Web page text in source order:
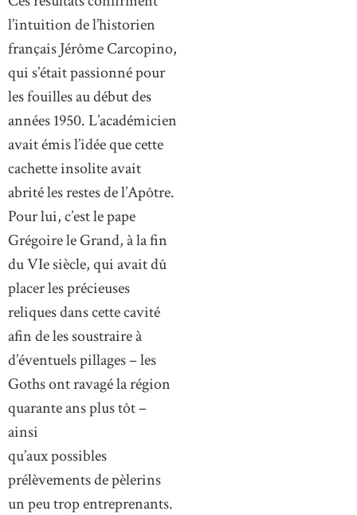
l’intuition de l’historien
français Jérôme Carcopino,
qui s’était passionné pour
les fouilles au début des
années 1950. L’académicien
avait émis l’idée que cette
cachette insolite avait
abrité les restes de l’Apôtre.
Pour lui, c’est le pape
Grégoire le Grand, à la fin
du VIe siècle, qui avait dû
placer les précieuses
reliques dans cette cavité
afin de les soustraire à
d’éventuels pillages – les
Goths ont ravagé la région
quarante ans plus tôt –
ainsi
qu’aux possibles
prélèvements de pèlerins
un peu trop entreprenants.